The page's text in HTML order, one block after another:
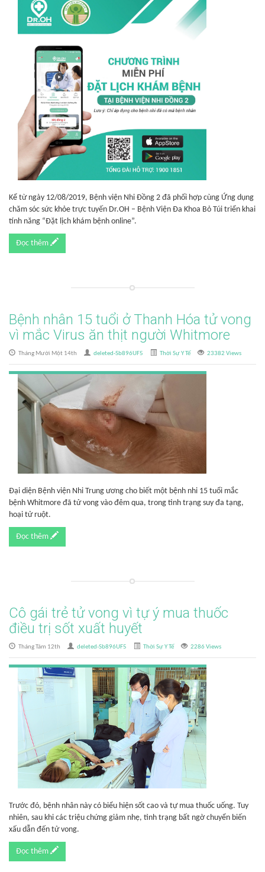
Kể từ ngày 12/08/2019, Bệnh viện Nhi Đồng 2 đã phối hợp cùng Ứng dụng
chăm sóc sức khỏe trực tuyến Dr.OH – Bệnh Viện Đa Khoa Bỏ Túi triển khai
tính năng “Đặt lịch khám bệnh online”.
Đọc thêm
Bệnh nhân 15 tuổi ở Thanh Hóa tử vong
vì mắc Virus ăn thịt người Whitmore
Tháng Mười Một 14th deleted-Sb896UF5 Thời Sự Y Tế 23382 Views
Đại diện Bệnh viện Nhi Trung ương cho biết một bệnh nhi 15 tuổi mắc
bệnh Whitmore đã tử vong vào đêm qua, trong tình trạng suy đa tạng,
hoại tử ruột.
Đọc thêm
Cô gái trẻ tử vong vì tự ý mua thuốc
điều trị sốt xuất huyết
Tháng Tám 12th deleted-Sb896UF5 Thời Sự Y Tế 2286 Views
Trước đó, bệnh nhân này có biểu hiện sốt cao và tự mua thuốc uống. Tuy
nhiên, sau khi các triệu chứng giảm nhẹ, tình trạng bất ngờ chuyển biến
xấu dẫn đến tử vong.
Đọc thêm